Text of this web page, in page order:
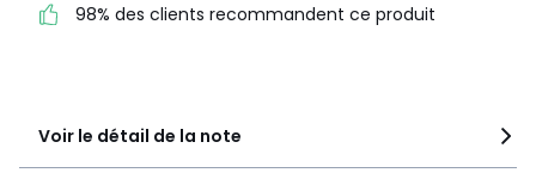
Voir le détail de la note
98% des clients recommandent ce produit